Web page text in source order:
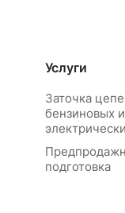
Услуги
Заточка
бензиновых и
подготовка